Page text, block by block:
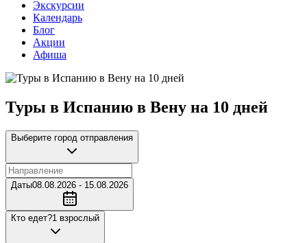
Экскурсии
Календарь
Блог
Акции
Афиша
Туры в Испанию в Вену на 10 дней
Выберите город отправления
Даты08.08.2026 - 15.08.2026
Кто едет?1 взрослый